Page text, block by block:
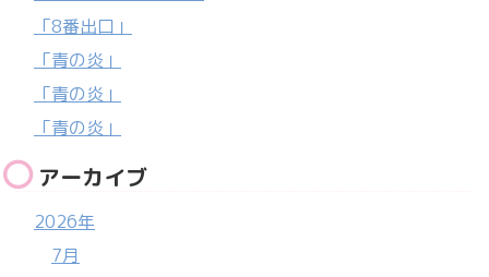
「8番出口」
「青の炎」
「青の炎」
「青の炎」
アーカイブ
2026年
7月